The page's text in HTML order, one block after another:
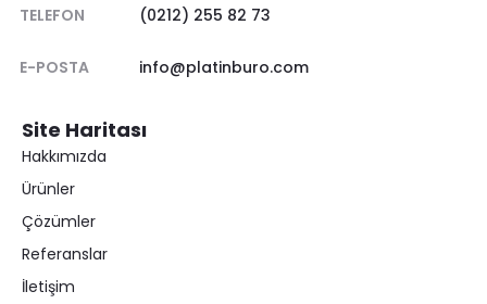
TELEFON (0212) 255 82 73
E-POSTA info@platinburo.com
Site Haritası
Hakkımızda
Ürünler
Çözümler
Referanslar
İletişim